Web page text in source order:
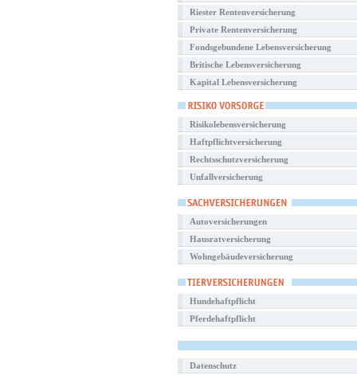
Riester Rentenversicherung
Private Rentenversicherung
Fondsgebundene Lebensversicherung
Britische Lebensversicherung
Kapital Lebensversicherung
Risikolebensversicherung
Haftpflichtversicherung
Rechtsschutzversicherung
Unfallversicherung
Autoversicherungen
Hausratversicherung
Wohngebäudeversicherung
Hundehaftpflicht
Pferdehaftpflicht
Datenschutz